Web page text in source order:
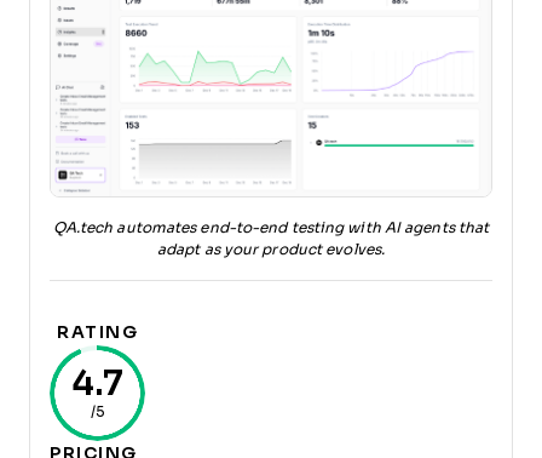
QA.tech automates end-to-end testing with AI agents that
adapt as your product evolves.
RATING
4.7
/5
PRICING